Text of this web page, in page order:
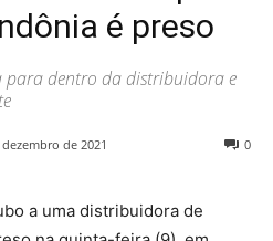
é preso
para dentro da distribuidora e
de 2021 0
a uma distribuidora de